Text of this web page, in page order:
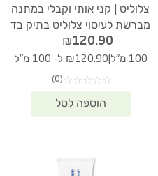
צלוליט | קני אותי וקבלי במתנה
מברשת לעיסוי צלוליט בתיק בד
₪120.90
100 מ"ל ₪120.90 ל- 100 מ"ל
☆
☆
☆
☆
☆
(0)